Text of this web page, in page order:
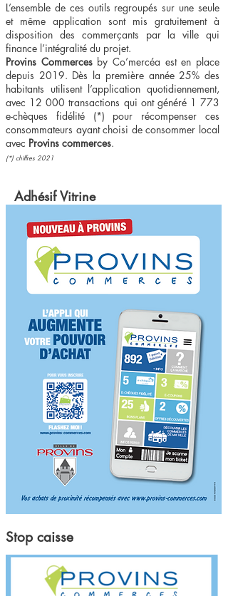
L’ensemble de ces outils regroupés sur une seule
et même application sont mis gratuitement à
disposition des commerçants par la ville qui
finance l’intégralité du projet.
Provins Commercesby Co’mercéa est en place
depuis 2019. Dès la première année 25% des
habitants utilisent l’application quotidiennement,
avec 12 000 transactions qui ont généré 1 773
e-chèques fidélité (*) pour récompenser ces
consommateurs ayant choisi de consommer local
avec Provins commerces.
(*) chiffres 2021
Adhésif Vitrine
Stop caisse